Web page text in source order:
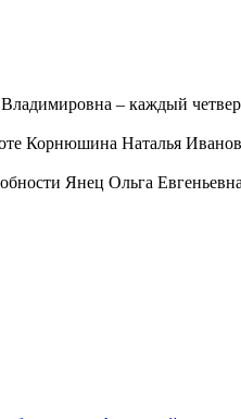
– каждый
Корнюшина Наталья
Янец Ольга